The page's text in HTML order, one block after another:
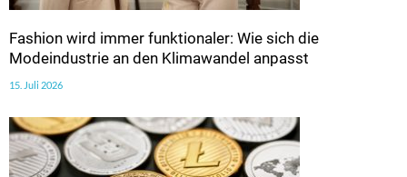
Fashion wird immer funktionaler: Wie sich die
Modeindustrie an den Klimawandel anpasst
15. Juli 2026